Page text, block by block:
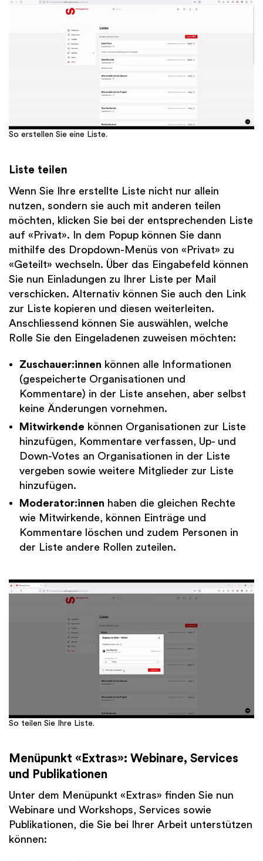
So erstellen Sie eine Liste.
Liste teilen
Wenn Sie Ihre erstellte Liste nicht nur allein
nutzen, sondern sie auch mit anderen teilen
möchten, klicken Sie bei der entsprechenden Liste
auf «Privat». In dem Popup können Sie dann
mithilfe des Dropdown-Menüs von «Privat» zu
«Geteilt» wechseln. Über das Eingabefeld können
Sie nun Einladungen zu Ihrer Liste per Mail
verschicken. Alternativ können Sie auch den Link
zur Liste kopieren und diesen weiterleiten.
Anschliessend können Sie auswählen, welche
Rolle Sie den Eingeladenen zuweisen möchten:
Zuschauer:innen können alle Informationen
(gespeicherte Organisationen und
Kommentare) in der Liste ansehen, aber selbst
keine Änderungen vornehmen.
Mitwirkende können Organisationen zur Liste
hinzufügen, Kommentare verfassen, Up- und
Down-Votes an Organisationen in der Liste
vergeben sowie weitere Mitglieder zur Liste
hinzufügen.
Moderator:innen haben die gleichen Rechte
wie Mitwirkende, können Einträge und
Kommentare löschen und zudem Personen in
der Liste andere Rollen zuteilen.
So teilen Sie Ihre Liste.
Menüpunkt «Extras»: Webinare, Services
und Publikationen
Unter dem Menüpunkt «Extras» finden Sie nun
Webinare und Workshops, Services sowie
Publikationen, die Sie bei Ihrer Arbeit unterstützen
können: